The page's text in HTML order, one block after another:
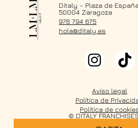
Ditaly - Plaza de
50004 Zaragoza
976 794 675
hola@ditaly.es
Aviso legal
Política de
Política de
© DITALY